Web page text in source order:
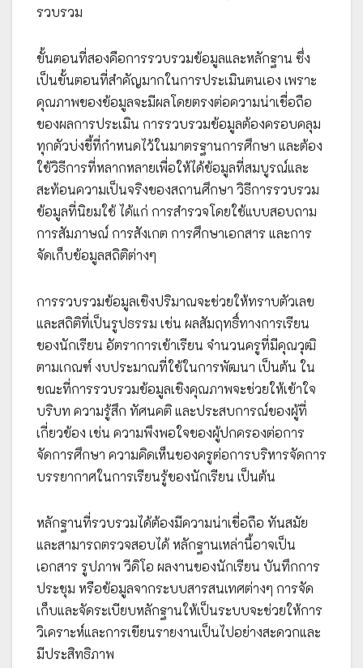
รวบรวม
ขั้นตอนที่สองคือการรวบรวมข้อมูลและหลักฐาน ซึ่ง
เป็นขั้นตอนที่สำคัญมากในการประเมินตนเอง เพราะ
คุณภาพของข้อมูลจะมีผลโดยตรงต่อความน่าเชื่อถือ
ของผลการประเมิน การรวบรวมข้อมูลต้องครอบคลุม
ทุกตัวบ่งชี้ที่กำหนดไว้ในมาตรฐานการศึกษา และต้อง
ใช้วิธีการที่หลากหลายเพื่อให้ได้ข้อมูลที่สมบูรณ์และ
สะท้อนความเป็นจริงของสถานศึกษา วิธีการรวบรวม
ข้อมูลที่นิยมใช้ ได้แก่ การสำรวจโดยใช้แบบสอบถาม
การสัมภาษณ์ การสังเกต การศึกษาเอกสาร และการ
จัดเก็บข้อมูลสถิติต่างๆ
การรวบรวมข้อมูลเชิงปริมาณจะช่วยให้ทราบตัวเลข
และสถิติที่เป็นรูปธรรม เช่น ผลสัมฤทธิ์ทางการเรียน
ของนักเรียน อัตราการเข้าเรียน จำนวนครูที่มีคุณวุฒิ
ตามเกณฑ์ งบประมาณที่ใช้ในการพัฒนา เป็นต้น ใน
ขณะที่การรวบรวมข้อมูลเชิงคุณภาพจะช่วยให้เข้าใจ
บริบท ความรู้สึก ทัศนคติ และประสบการณ์ของผู้ที่
เกี่ยวข้อง เช่น ความพึงพอใจของผู้ปกครองต่อการ
จัดการศึกษา ความคิดเห็นของครูต่อการบริหารจัดการ
บรรยากาศในการเรียนรู้ของนักเรียน เป็นต้น
หลักฐานที่รวบรวมได้ต้องมีความน่าเชื่อถือ ทันสมัย
และสามารถตรวจสอบได้ หลักฐานเหล่านี้อาจเป็น
เอกสาร รูปภาพ วีดิโอ ผลงานของนักเรียน บันทึกการ
ประชุม หรือข้อมูลจากระบบสารสนเทศต่างๆ การจัด
เก็บและจัดระเบียบหลักฐานให้เป็นระบบจะช่วยให้การ
วิเคราะห์และการเขียนรายงานเป็นไปอย่างสะดวกและ
มีประสิทธิภาพ